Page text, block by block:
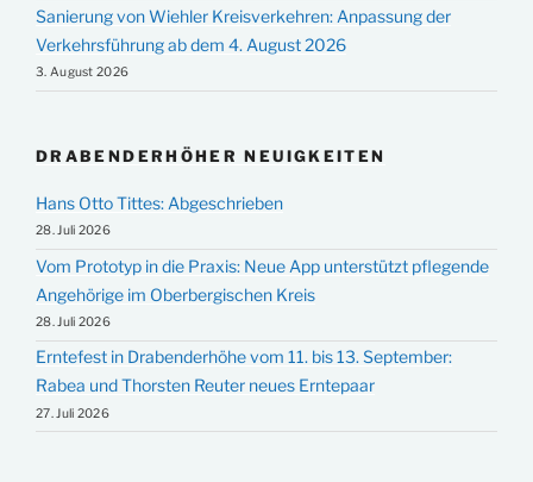
Sanierung von Wiehler Kreisverkehren: Anpassung der
Verkehrsführung ab dem 4. August 2026
3. August 2026
DRABENDERHÖHER NEUIGKEITEN
Hans Otto Tittes: Abgeschrieben
28. Juli 2026
Vom Prototyp in die Praxis: Neue App unterstützt pflegende
Angehörige im Oberbergischen Kreis
28. Juli 2026
Erntefest in Drabenderhöhe vom 11. bis 13. September:
Rabea und Thorsten Reuter neues Erntepaar
27. Juli 2026